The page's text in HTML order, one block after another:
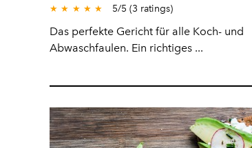
★ ★ ★ ★ ★ 5/5 (3 ratings)
Das perfekte Gericht für alle Koch- und
Abwaschfaulen. Ein richtiges ...